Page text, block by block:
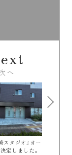
スタジオ』オー
定しました。
へ